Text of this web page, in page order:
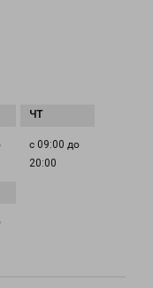
с 09:00 до
20:00